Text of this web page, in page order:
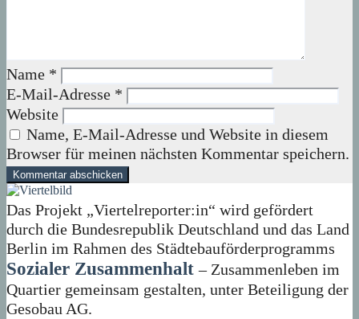
Name *
E-Mail-Adresse *
Website
Name, E-Mail-Adresse und Website in diesem
Browser für meinen nächsten Kommentar speichern.
Das Projekt „Viertelreporter:in“ wird gefördert
durch die Bundesrepublik Deutschland und das Land
Berlin im Rahmen des Städtebauförderprogramms
Sozialer Zusammenhalt – Zusammenleben im
Quartier gemeinsam gestalten, unter Beteiligung der
Gesobau AG.